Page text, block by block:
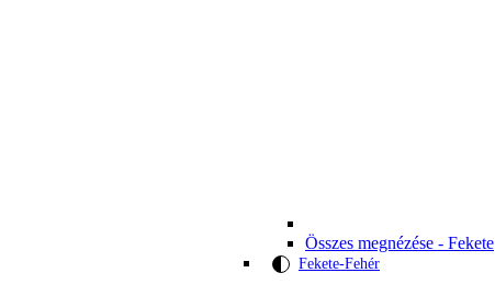
Összes megnézése - Fekete
Fekete-Fehér